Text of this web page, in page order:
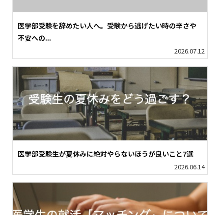
医学部受験を辞めたい人へ。受験から逃げたい時の辛さや
不安への...
2026.07.12
医学部受験生が夏休みに絶対やらないほうが良いこと7選
2026.06.14